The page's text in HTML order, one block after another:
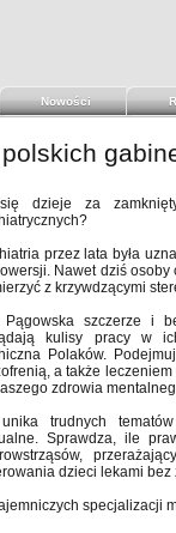
Nowości
dzieje za
przez lata była
Nawet dziś
z krzywdzącymi
Pągowska szczerze i
kulisy pracy w
Polaków.
a także
zdrowia
trudnych
Sprawdza, ile
dzieci lekami bez
specjalizacji